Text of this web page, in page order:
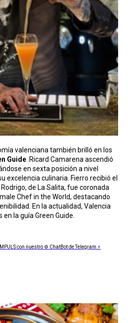
valenciana también brilló en los
Guide . Ricard Camarena ascendió
en sexta posición a nivel
excelencia culinaria. Fierro recibió el
de La Salita, fue coronada
Chef in the World, destacando
En la actualidad, Valencia
la guía Green Guide.
con nuestro ⚙ ChatBot de Telegram ⚡